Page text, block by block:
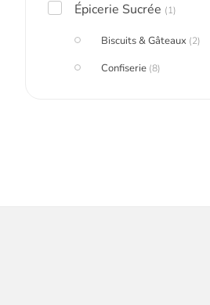
Épicerie Sucrée (1)
Biscuits & Gâteaux (2)
Confiserie (8)